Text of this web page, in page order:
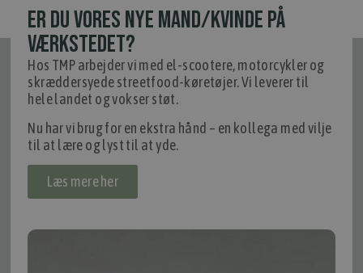
Tilmeld nyhedsmail
Vær blandt de første til at modtage info om nye produkter, tilbud,
ER DU VORES NYE MAND/KVINDE PÅ
VÆRKSTEDET?
Hos TMP arbejder vi med el-scootere, motorcykler og
skræddersyede streetfood-køretøjer. Vi leverer til
hele landet og vokser støt.
Nu har vi brug for en ekstra hånd – en kollega med vilje
til at lære og lyst til at yde.
Læs mere her